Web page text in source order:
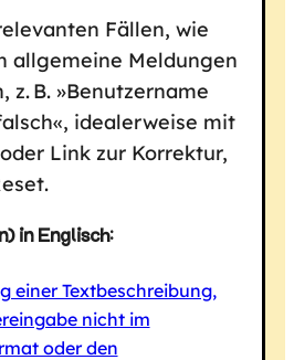
Fällen, wie
allgemeine Meldungen
z. B. »Benutzername
idealerweise mit
Link zur Korrektur,
in Englisch:
einer Textbeschreibung,
nicht im
oder den